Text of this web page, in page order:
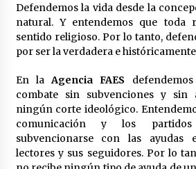
Defendemos la vida desde la
natural. Y entendemos que toda
sentido religioso. Por lo tanto,
por ser la verdadera e
En laAgencia FAES
combate sin subvenciones y sin
ningún corte ideológico.
comunicación y los
subvencionarse con las ayudas
lectores y sus seguidores. Por lo